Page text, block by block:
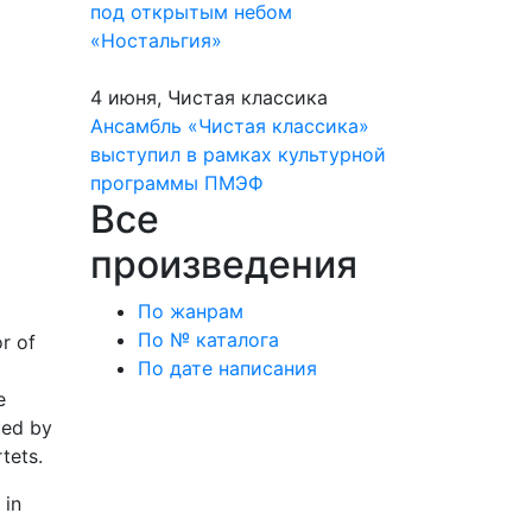
of
by
in
под открытым небом
«Ностальгия»
4 июня, Чистая классика
Ансамбль «Чистая классика»
выступил в рамках культурной
программы ПМЭФ
Все
произведения
По жанрам
По № каталога
По дате написания